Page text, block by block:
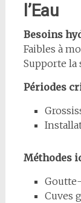
l’Eau
Besoins
Faibles à
Supporte la
Périodes
Méthodes
Cuves